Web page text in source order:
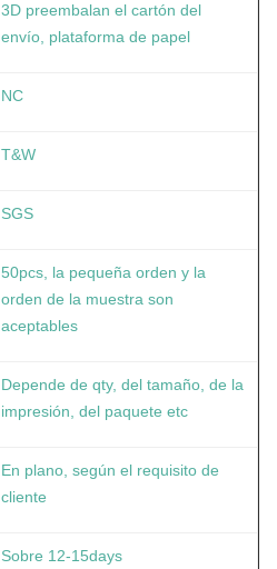
3D preembalan el cartón del
envío, plataforma de papel
NC
T&W
SGS
50pcs, la pequeña orden y la
orden de la muestra son
aceptables
Depende de qty, del tamaño, de la
impresión, del paquete etc
En plano, según el requisito de
cliente
Sobre 12-15days